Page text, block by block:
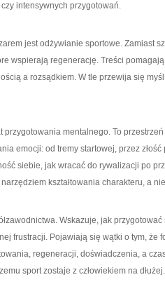
intensywnych przygotowań.
jest odżywianie sportowe. Zamiast
wspierają regenerację. Treści
a rozsądkiem. W tle przewija się
przygotowania mentalnego. To
emocji: od tremy startowej, przez
siebie, jak wracać do rywalizacji po
kształtowania charakteru, a
Wskazuje, jak
frustracji. Pojawiają się wątki o tym, że
regeneracji, doświadczenia, a
sport zostaje z człowiekiem na dłużej.